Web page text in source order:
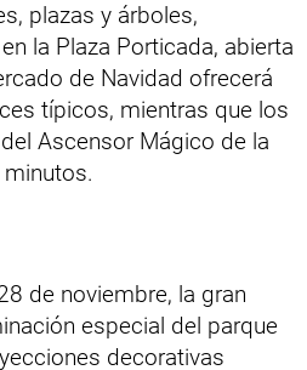
plazas y árboles,
la Plaza Porticada, abierta
de Navidad ofrecerá
típicos, mientras que los
Ascensor Mágico de la
de noviembre, la gran
especial del parque
decorativas